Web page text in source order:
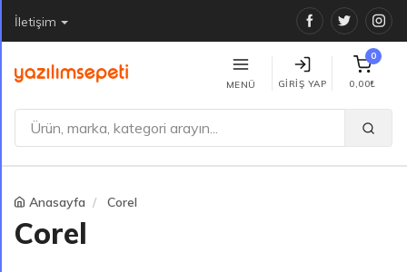
İletişim Facebook
Twitter
MENÜ GIRIŞ YAP
0
0,00₺
Anasayfa Corel
Corel